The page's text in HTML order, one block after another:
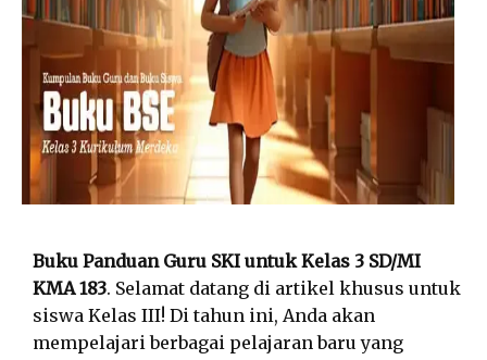
Buku Panduan Guru SKI untuk Kelas 3 SD/MI
KMA 183. Selamat datang di artikel khusus untuk
siswa Kelas III! Di tahun ini, Anda akan
mempelajari berbagai pelajaran baru yang